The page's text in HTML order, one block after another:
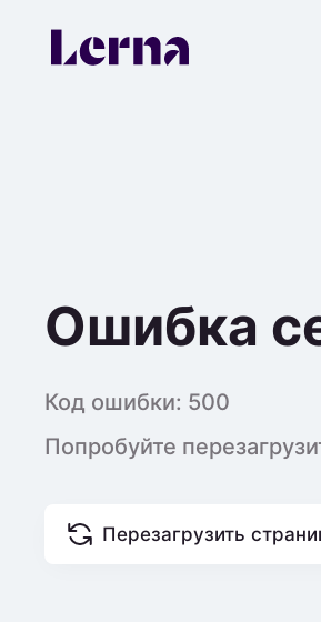
Ошибка
Код ошибки: 500
Попробуйте
Перезагрузить